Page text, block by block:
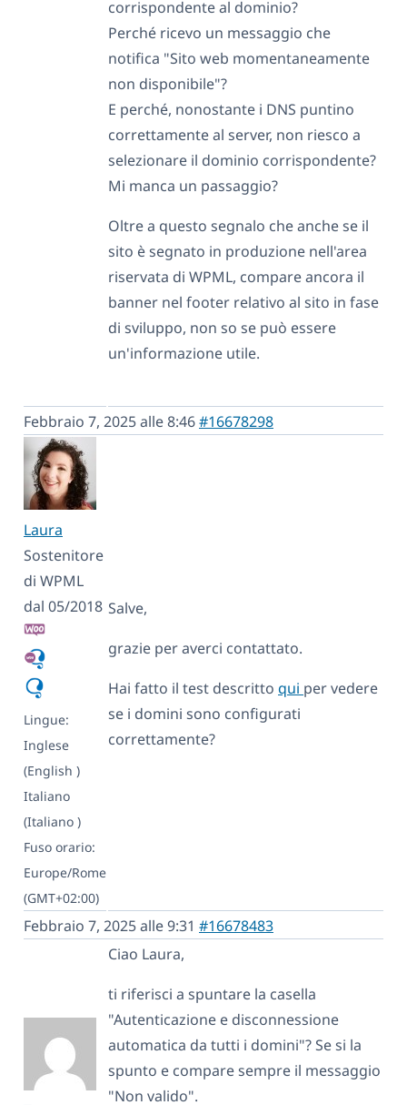
corrispondente al dominio?
Perché ricevo un messaggio che
notifica "Sito web momentaneamente
non disponibile"?
E perché, nonostante i DNS puntino
correttamente al server, non riesco a
selezionare il dominio corrispondente?
Mi manca un passaggio?
Oltre a questo segnalo che anche se il
sito è segnato in produzione nell'area
riservata di WPML, compare ancora il
banner nel footer relativo al sito in fase
di sviluppo, non so se può essere
un'informazione utile.
Febbraio 7, 2025 alle 8:46#16678298
Laura
Sostenitore
di WPML
dal 05/2018
Lingue:
Inglese
(English )
Italiano
(Italiano )
Fuso orario:
Europe/Rome
(GMT+02:00)
Salve,
grazie per averci contattato.
Hai fatto il test descritto qui per vedere
se i domini sono configurati
correttamente?
Febbraio 7, 2025 alle 9:31 #16678483
Ciao Laura,
ti riferisci a spuntare la casella
"Autenticazione e disconnessione
automatica da tutti i domini"? Se si la
spunto e compare sempre il messaggio
"Non valido".